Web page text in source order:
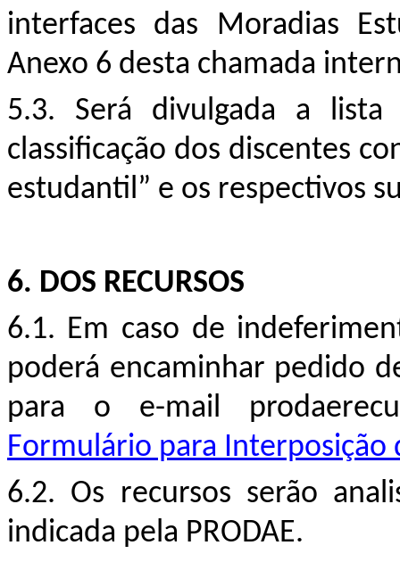
interfaces das Moradias
Anexo 6 desta chamada
5.3. Será divulgada a
classificação dos discentes
estudantil” e os respectivos
6. DOS RECURSOS
6.1. Em caso de
poderá encaminhar pedido
para o e-mail
Formulário para Interposição
6.2. Os recursos serão
indicada pela PRODAE.